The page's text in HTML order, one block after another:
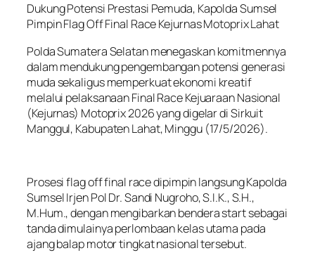
Dukung Potensi Prestasi Pemuda, Kapolda Sumsel
Pimpin Flag Off Final Race Kejurnas Motoprix Lahat
Polda Sumatera Selatan menegaskan komitmennya
dalam mendukung pengembangan potensi generasi
muda sekaligus memperkuat ekonomi kreatif
melalui pelaksanaan Final Race Kejuaraan Nasional
(Kejurnas) Motoprix 2026 yang digelar di Sirkuit
Manggul, Kabupaten Lahat, Minggu (17/5/2026).
Prosesi flag off final race dipimpin langsung Kapolda
Sumsel Irjen Pol Dr. Sandi Nugroho, S.I.K., S.H.,
M.Hum., dengan mengibarkan bendera start sebagai
tanda dimulainya perlombaan kelas utama pada
ajang balap motor tingkat nasional tersebut.